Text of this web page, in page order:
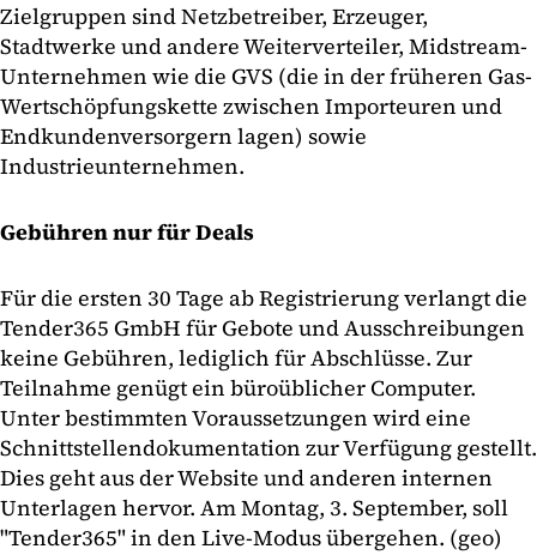
Zielgruppen sind Netzbetreiber, Erzeuger,
Stadtwerke und andere Weiterverteiler, Midstream-
Unternehmen wie die GVS (die in der früheren Gas-
Wertschöpfungskette zwischen Importeuren und
Endkundenversorgern lagen) sowie
Industrieunternehmen.
Gebühren nur für Deals
Für die ersten 30 Tage ab Registrierung verlangt die
Tender365 GmbH für Gebote und Ausschreibungen
keine Gebühren, lediglich für Abschlüsse. Zur
Teilnahme genügt ein büroüblicher Computer.
Unter bestimmten Voraussetzungen wird eine
Schnittstellendokumentation zur Verfügung gestellt.
Dies geht aus der Website und anderen internen
Unterlagen hervor. Am Montag, 3. September, soll
"Tender365" in den Live-Modus übergehen. (geo)